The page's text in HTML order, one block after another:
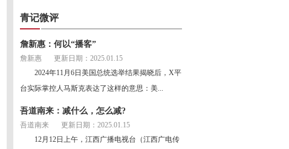
青记微评
詹新惠：何以“播客”
詹新惠
更新日期：2025.01.15
2024年11月6日美国总统选举结果揭晓后，X平
台实际掌控人马斯克表达了这样的意思：美...
吾道南来：减什么，怎么减?
吾道南来
更新日期：2025.01.15
12月12日上午，江西广播电视台（江西广电传